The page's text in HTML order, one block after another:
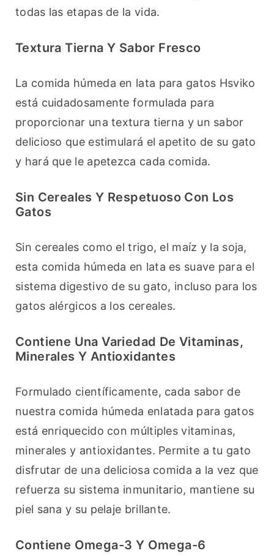
todas las etapas de la vida.
Textura Tierna Y Sabor Fresco
La comida húmeda en lata para gatos Hsviko
está cuidadosamente formulada para
proporcionar una textura tierna y un sabor
delicioso que estimulará el apetito de su gato
y hará que le apetezca cada comida.
Sin Cereales Y Respetuoso Con Los
Gatos
Sin cereales como el trigo, el maíz y la soja,
esta comida húmeda en lata es suave para el
sistema digestivo de su gato, incluso para los
gatos alérgicos a los cereales.
Contiene Una Variedad De Vitaminas,
Minerales Y Antioxidantes
Formulado científicamente, cada sabor de
nuestra comida húmeda enlatada para gatos
está enriquecido con múltiples vitaminas,
minerales y antioxidantes. Permite a tu gato
disfrutar de una deliciosa comida a la vez que
refuerza su sistema inmunitario, mantiene su
piel sana y su pelaje brillante.
Contiene Omega-3 Y Omega-6